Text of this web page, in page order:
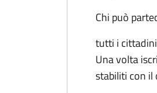
Chi può
tutti i
Una volta
stabiliti con il